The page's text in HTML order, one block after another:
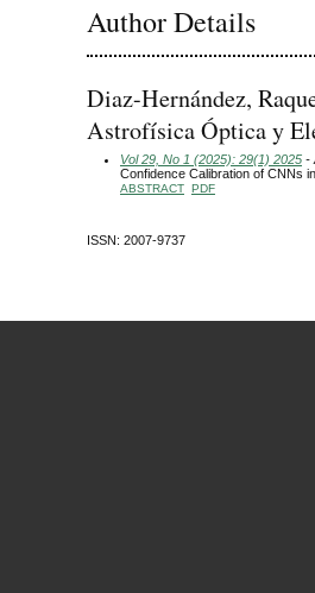
Author Details
Diaz-Hernández,
Astrofísica Óptica y
Vol 29, No 1 (2025): 29(1) 2025 -
Confidence Calibration of CNNs
ABSTRACT PDF
ISSN: 2007-9737